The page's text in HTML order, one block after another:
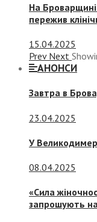
На Броварщині
пережив
15.04.2025
Prev Next
АНОНСИ
Завтра в
23.04.2025
У
08.04.2025
«Сила
запрошують